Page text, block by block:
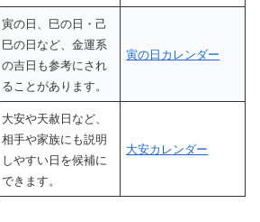
寅の日、巳の日・己
巳の日など、金運系
の吉日も参考にされ
ることがあります。
寅の日カレンダー
大安や天赦日など、
相手や家族にも説明
しやすい日を候補に
できます。
大安カレンダー